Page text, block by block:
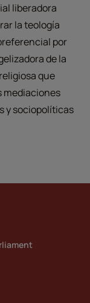
liberadora
la teología
por
de la
que
mediaciones
y sociopolíticas